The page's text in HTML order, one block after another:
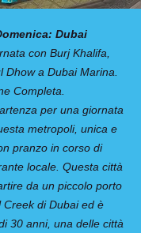
Dubai
con Burj Khalifa,
Dhow a Dubai Marina.
Completa.
per una giornata
metropoli, unica e
pranzo in corso di
locale. Questa città
da un piccolo porto
Creek di Dubai ed è
30 anni, una delle città